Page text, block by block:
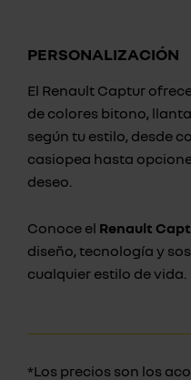
PERSONALIZACIÓN
El Renault Captur
de colores bitono,
según tu estilo, desde
casiopea hasta
deseo.
Conoce el Renault
diseño, tecnología y
cualquier estilo de vida.
*Los precios son los